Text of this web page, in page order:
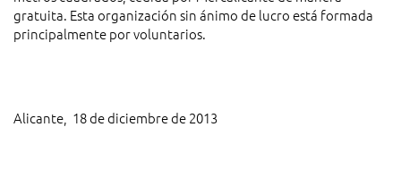
gratuita. Esta organización sin ánimo de lucro está formada
principalmente por voluntarios.
Alicante, 18 de diciembre de 2013